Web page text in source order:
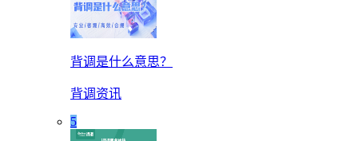
背调是什么意思？
背调资讯
5